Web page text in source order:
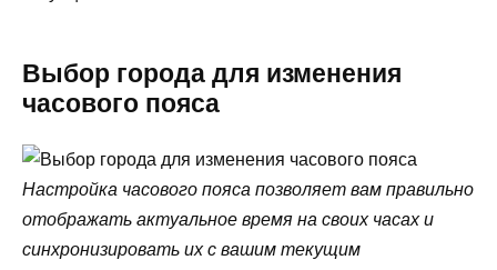
Выбор города для изменения
часового пояса
Настройка часового пояса позволяет вам правильно
отображать актуальное время на своих часах и
синхронизировать их с вашим текущим